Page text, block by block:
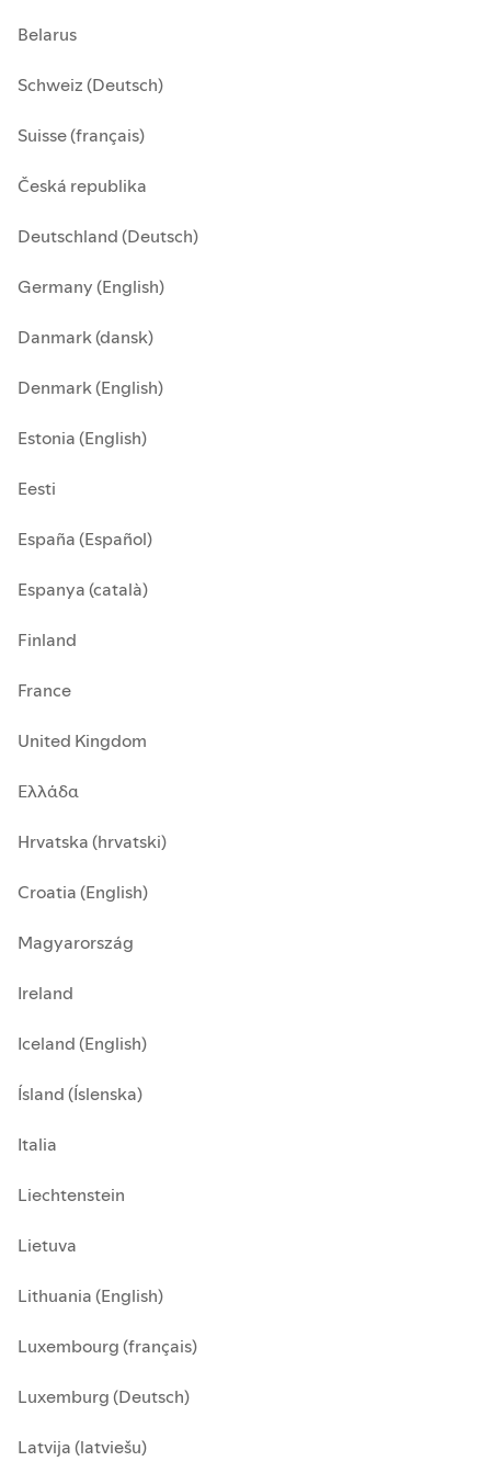
Belarus
Schweiz (Deutsch)
Suisse (français)
Česká republika
Deutschland (Deutsch)
Germany (English)
Danmark (dansk)
Denmark (English)
Estonia (English)
Eesti
España (Español)
Espanya (català)
Finland
France
United Kingdom
Ελλάδα
Hrvatska (hrvatski)
Croatia (English)
Magyarország
Ireland
Iceland (English)
Ísland (Íslenska)
Italia
Liechtenstein
Lietuva
Lithuania (English)
Luxembourg (français)
Luxemburg (Deutsch)
Latvija (latviešu)